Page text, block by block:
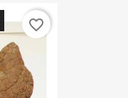
favorite_border